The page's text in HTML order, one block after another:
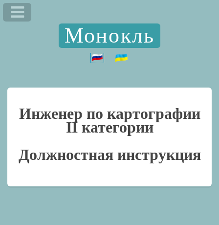
Монокль
Инженер по картографии
II категории
Должностная инструкция